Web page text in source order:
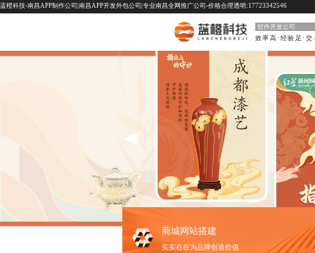
蓝橙科技-南昌APP制作公司|南昌APP开发外包公司|专业南昌全网推广公司-价格合理透明:17723342546
软件开发公司
商城网站搭建
实实在在为品牌创造价值